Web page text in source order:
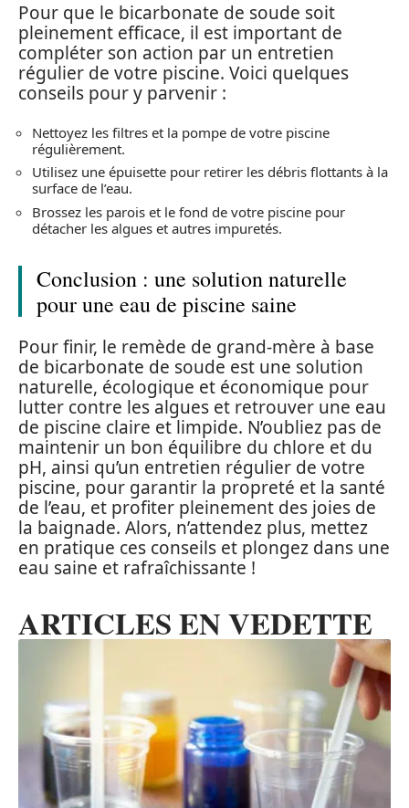
Pour que le bicarbonate de soude soit
pleinement efficace, il est important de
compléter son action par un entretien
régulier de votre piscine. Voici quelques
conseils pour y parvenir :
Nettoyez les filtres et la pompe de votre piscine
régulièrement.
Utilisez une épuisette pour retirer les débris flottants à la
surface de l’eau.
Brossez les parois et le fond de votre piscine pour
détacher les algues et autres impuretés.
Conclusion : une solution naturelle
pour une eau de piscine saine
Pour finir, le remède de grand-mère à base
de bicarbonate de soude est une solution
naturelle, écologique et économique pour
lutter contre les algues et retrouver une eau
de piscine claire et limpide. N’oubliez pas de
maintenir un bon équilibre du chlore et du
pH, ainsi qu’un entretien régulier de votre
piscine, pour garantir la propreté et la santé
de l’eau, et profiter pleinement des joies de
la baignade. Alors, n’attendez plus, mettez
en pratique ces conseils et plongez dans une
eau saine et rafraîchissante !
ARTICLES EN VEDETTE